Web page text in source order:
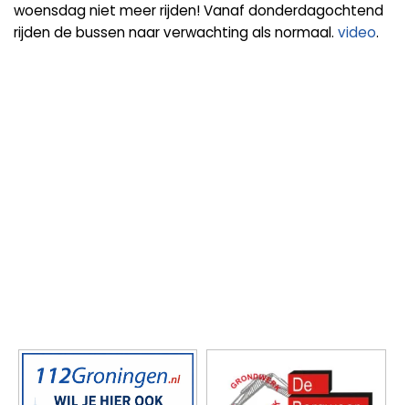
woensdag niet meer rijden! Vanaf donderdagochtend
rijden de bussen naar verwachting als normaal. video.